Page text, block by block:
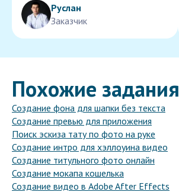
Руслан
Заказчик
Похожие задания
Создание фона для шапки без текста
Создание превью для приложения
Поиск эскиза тату по фото на руке
Создание интро для хэллоуина видео
Создание титульного фото онлайн
Создание мокапа кошелька
Создание видео в Adobe After Effects